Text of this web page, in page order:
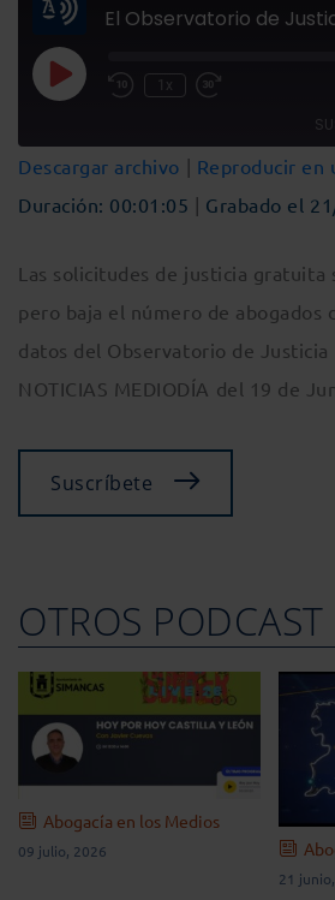
Reproducir
episodioRebobinar
1x
Fast
seconds
FEED RSS
COMPARTIR
Descargar archivo | Reproducir en
Duración: 00:01:05 | Grabado el
Las solicitudes de justicia gratuita
pero baja el número de abogados
datos del Observatorio de Justicia
NOTICIAS MEDIODÍA del 19 de
Suscríbete
OTROS PODCAST
Abogacía en los Medios
09 julio, 2026
21